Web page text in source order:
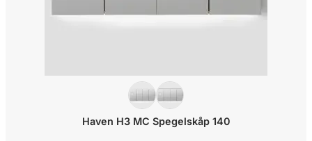
Haven H3 MC Spegelskåp 140